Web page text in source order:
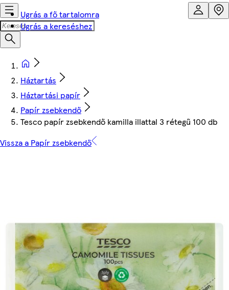
Ugrás a fő tartalomra
Ugrás a kereséshez
Háztartás
Háztartási papír
Papír zsebkendő
Tesco papír zsebkendő kamilla illattal 3 rétegű 100 db
Vissza a Papír zsebkendő